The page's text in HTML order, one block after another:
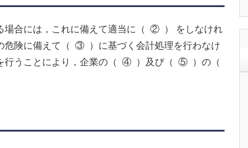
合には，これに備えて適当に（ ② ） をしなけれ
危険に備えて（ ③ ）に基づく会計処理を行わなけ
行うことにより，企業の（ ④ ）及び（ ⑤ ）の（